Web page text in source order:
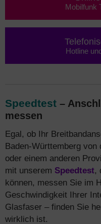
Mobilfunk
Hotline
Speedtest –
messen
Egal, ob Ihr
Baden-Württemberg von
oder einem anderen
mit unserem Speedtest,
können, messen Sie im
Geschwindigkeit Ihrer
Glasfaser – finden Sie
wirklich ist.